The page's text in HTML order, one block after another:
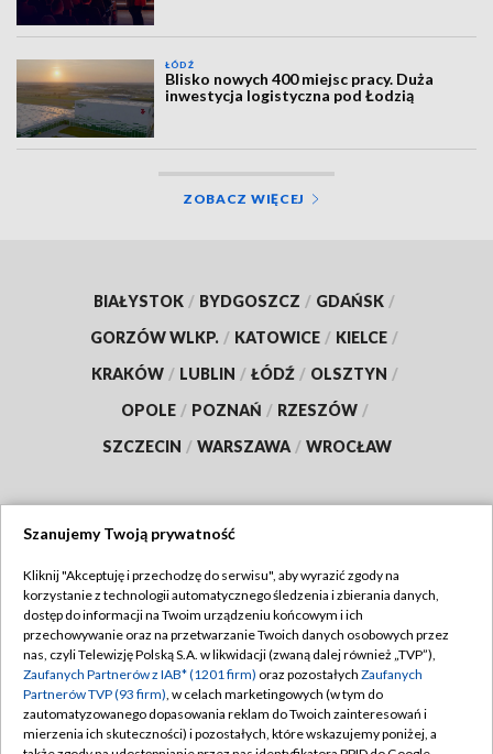
ŁÓDŹ
Blisko nowych 400 miejsc pracy. Duża
inwestycja logistyczna pod Łodzią
ZOBACZ WIĘCEJ
BIAŁYSTOK / BYDGOSZCZ / GDAŃSK /
GORZÓW WLKP. / KATOWICE / KIELCE /
KRAKÓW / LUBLIN / ŁÓDŹ / OLSZTYN /
OPOLE / POZNAŃ / RZESZÓW /
SZCZECIN / WARSZAWA / WROCŁAW
TVP
Abonament TVP
Emisja w TVP
Centrum informacji TVP
Naziemna Telewizja Cyfrowa
Regulamin TVP
Polityka prywatności
Moje zgody
Pomoc
Szanujemy Twoją prywatność
Kliknij "Akceptuję i przechodzę do serwisu", aby wyrazić zgody na
korzystanie z technologii automatycznego śledzenia i zbierania danych,
dostęp do informacji na Twoim urządzeniu końcowym i ich
przechowywanie oraz na przetwarzanie Twoich danych osobowych przez
nas, czyli Telewizję Polską S.A. w likwidacji (zwaną dalej również „TVP”),
Zaufanych Partnerów z IAB* (1201 firm) oraz pozostałych Zaufanych
Partnerów TVP (93 firm), w celach marketingowych (w tym do
zautomatyzowanego dopasowania reklam do Twoich zainteresowań i
mierzenia ich skuteczności) i pozostałych, które wskazujemy poniżej, a